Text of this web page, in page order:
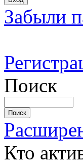
Забыли
Поиск
Кто